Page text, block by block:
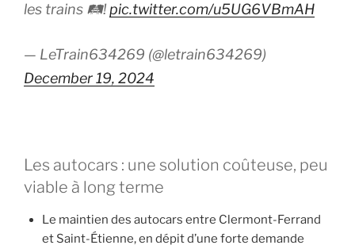
les trains 🛤️!pic.twitter.com/u5UG6VBmAH
— LeTrain634269 (@letrain634269)
December 19, 2024
Les autocars : une solution coûteuse, peu
viable à long terme
Le maintien des autocars entre Clermont-Ferrand
et Saint-Étienne, en dépit d’une forte demande